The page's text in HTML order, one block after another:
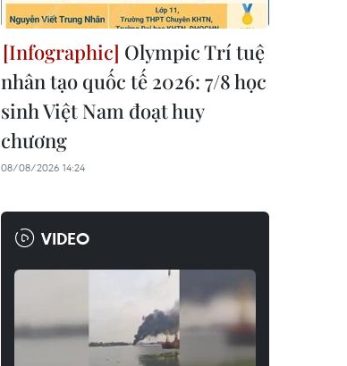
Olympic Trí tuệ
nhân tạo quốc tế 2026: 7/8 học
sinh Việt Nam đoạt huy
chương
08/08/2026 14:24
VIDEO